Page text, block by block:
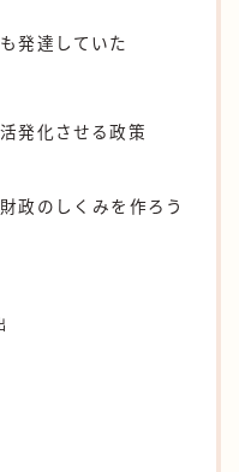
発達していた
発化させる政策
政のしくみを作ろう